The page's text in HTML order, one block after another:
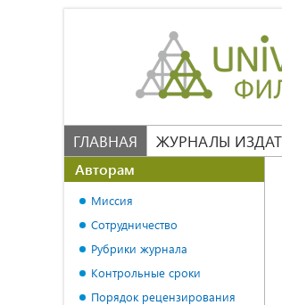
ГЛАВНАЯ ЖУРНАЛЫ
Авторам
Миссия
Сотрудничество
Рубрики журнала
Контрольные сроки
Порядок рецензирования